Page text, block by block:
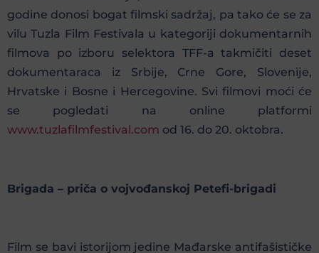
godine donosi bogat filmski sadržaj, pa tako će se za
vilu Tuzla Film Festivala u kategoriji dokumentarnih
filmova po izboru selektora TFF-a takmičiti deset
dokumentaraca iz Srbije, Crne Gore, Slovenije,
Hrvatske i Bosne i Hercegovine. Svi filmovi moći će
se pogledati na online platformi
www.tuzlafilmfestival.com od 16. do 20. oktobra.
Brigada – priča o vojvođanskoj Petefi-brigadi
Film se bavi istorijom jedine Mađarske antifašističke